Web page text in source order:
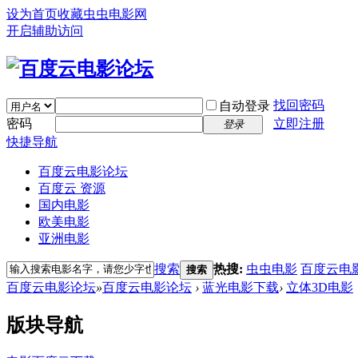
设为首页收藏虫虫电影网
开启辅助访问
自动登录 找回密码
密码
登录
立即注册
快捷导航
百度云电影论坛
百度云 资源
国内电影
欧美电影
亚洲电影
搜索 搜索 热搜: 虫虫电影 百度云电
百度云电影论坛»百度云电影论坛 › 蓝光电影下载› 立体3D电影
版块导航